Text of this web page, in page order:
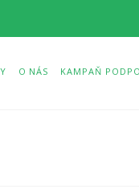
O NÁS KAMPAŇ